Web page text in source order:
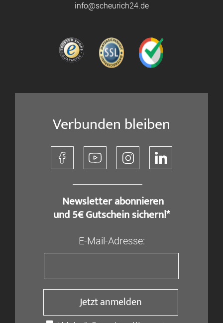
info@scheurich24.de
Verbunden bleiben
​ Newsletter abonnieren
und 5€ Gutschein sichern!*
E-Mail-Adresse:
Jetzt anmelden